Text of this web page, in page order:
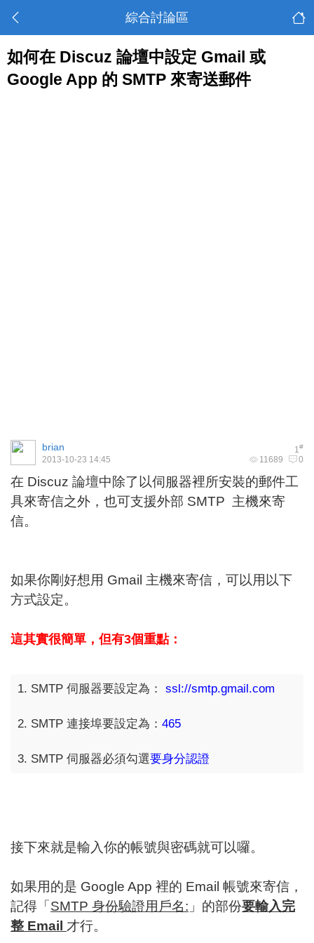
綜合討論區
如何在 Discuz 論壇中設定 Gmail 或
Google App 的 SMTP 來寄送郵件
1#
brian
11689 0
2013-10-23 14:45
在 Discuz 論壇中除了以伺服器裡所安裝的郵件工
具來寄信之外，也可支援外部 SMTP 主機來寄
信。
如果你剛好想用 Gmail 主機來寄信，可以用以下
方式設定。
這其實很簡單，但有3個重點：
1. SMTP 伺服器要設定為： ssl://smtp.gmail.com
2. SMTP 連接埠要設定為： 465
3. SMTP 伺服器必須勾選要身分認證
接下來就是輸入你的帳號與密碼就可以囉。
如果用的是 Google App 裡的 Email 帳號來寄信，
記得「 SMTP 身份驗證用戶名: 」的部份要輸入完
整 Email 才行。